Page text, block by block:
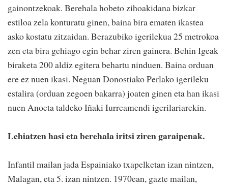
gainontzekoak. Berehala hobeto zihoakidana bizkar
estiloa zela konturatu ginen, baina bira ematen ikastea
asko kostatu zitzaidan. Berazubiko igerilekua 25 metrokoa
zen eta bira gehiago egin behar ziren gainera. Behin Igeak
biraketa 200 aldiz egitera behartu ninduen. Baina orduan
ere ez nuen ikasi. Neguan Donostiako Perlako igerileku
estalira (orduan zegoen bakarra) joaten ginen eta han ikasi
nuen Anoeta taldeko Iñaki Iurreamendi igerilariarekin.
Lehiatzen hasi eta berehala iritsi ziren garaipenak.
Infantil mailan jada Espainiako txapelketan izan nintzen,
Malagan, eta 5. izan nintzen. 1970ean, gazte mailan,